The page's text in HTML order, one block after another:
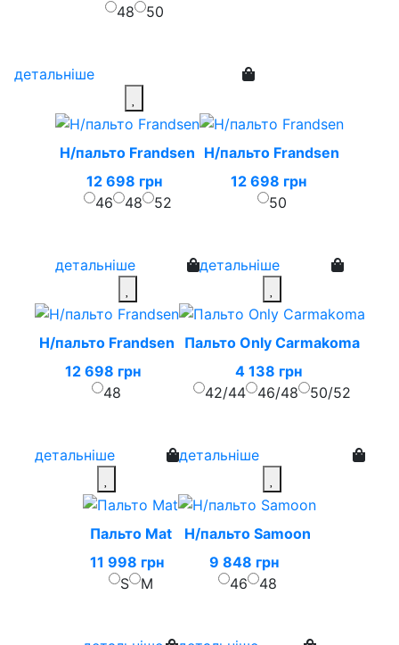
48
50
детальніше
Н/пальто Frandsen
12 698 грн
46
48 52
детальніше
Н/пальто Frandsen
12 698 грн
50
детальніше
Н/пальто Frandsen
12 698 грн
48
детальніше
Пальто Only Carmakoma
4 138 грн
42/44
46/48 50/52
детальніше
Пальто Mat
11 998 грн
S
M
Н/пальто Samoon
9 848 грн
46
48